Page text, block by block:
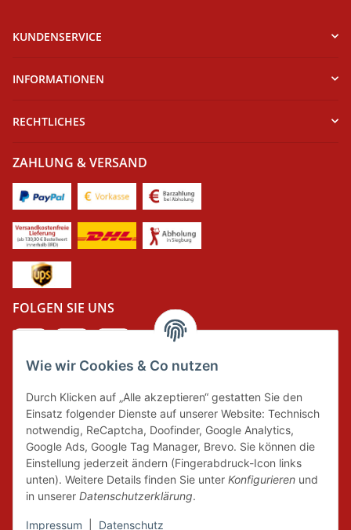
Wie wir Cookies & Co nutzen
Durch Klicken auf „Alle akzeptieren“ gestatten Sie den
Einsatz folgender Dienste auf unserer Website: Technisch
notwendig, ReCaptcha, Doofinder, Google Analytics,
Google Ads, Google Tag Manager, Brevo. Sie können die
Einstellung jederzeit ändern (Fingerabdruck-Icon links
unten). Weitere Details finden Sie unter Konfigurieren und
in unserer Datenschutzerklärung.
Impressum Datenschutz
KUNDENSERVICE
INFORMATIONEN
RECHTLICHES
ZAHLUNG & VERSAND
FOLGEN SIE UNS
Wir tragen Verantwortung und erfüllen unsere
Pflichten zur Systembeteiligung nach dem
Verpackungsgesetz.
FAIRCOMMERCE